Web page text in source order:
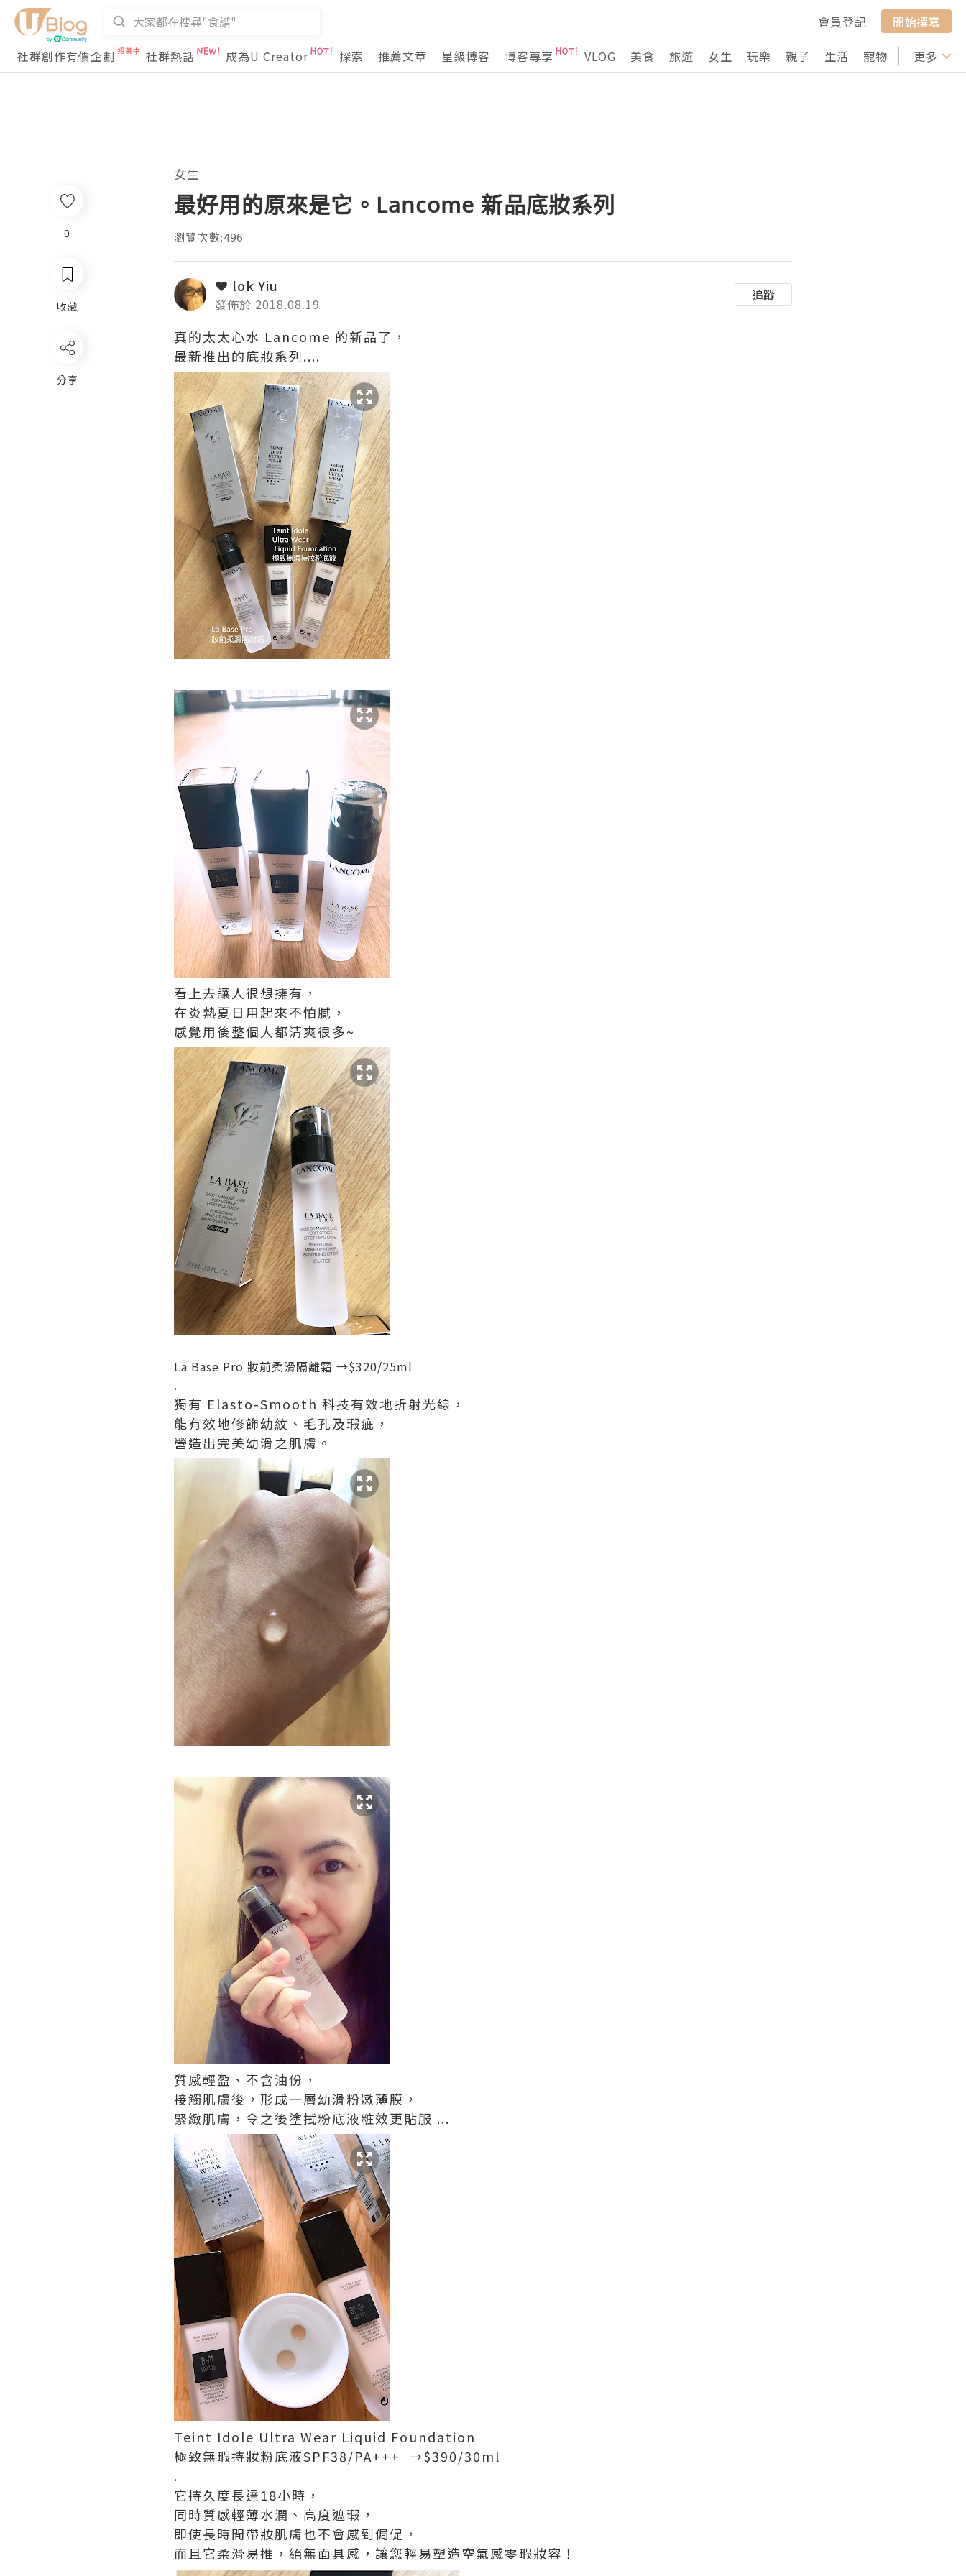
會員登記
開始撰寫
社群創作有價企劃
社群熱話 成為U Creator 探索 推薦文章 星級博客 博客專享 VLOG 美食 旅遊 女生 玩樂 親子 生活 寵物 行山 打卡
更多
0
收藏
分享
女生
最好用的原來是它。Lancome 新品底妝系列
瀏覽次數:496
❤ lok Yiu
發佈於 2018.08.19
追蹤
真的太太心水 Lancome 的新品了，
最新推出的底妝系列....
看上去讓人很想擁有，
在炎熱夏日用起來不怕膩，
感覺用後整個人都清爽很多~
La Base Pro 妝前柔滑隔離霜 →$320/25ml
.
獨有 Elasto-Smooth 科技有效地折射光線，
能有效地修飾幼紋、毛孔及瑕疵，
營造出完美幼滑之肌膚。
質感輕盈、不含油份，
接觸肌膚後，形成一層幼滑粉嫩薄膜，
緊緻肌膚，令之後塗拭粉底液粧效更貼服 ...
Teint Idole Ultra Wear Liquid Foundation
極致無瑕持妝粉底液SPF38/PA+++ →$390/30ml
.
它持久度長達18小時，
同時質感輕薄水潤、高度遮瑕，
即使長時間帶妝肌膚也不會感到侷促，
而且它柔滑易推，絕無面具感，讓您輕易塑造空氣感零瑕妝容！